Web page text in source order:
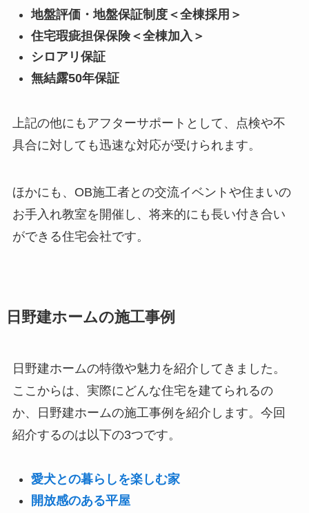
地盤評価・地盤保証制度＜全棟採用＞
住宅瑕疵担保保険＜全棟加入＞
シロアリ保証
無結露50年保証
上記の他にもアフターサポートとして、点検や不
具合に対しても迅速な対応が受けられます。
ほかにも、OB施工者との交流イベントや住まいの
お手入れ教室を開催し、将来的にも長い付き合い
ができる住宅会社です。
日野建ホームの施工事例
日野建ホームの特徴や魅力を紹介してきました。
ここからは、実際にどんな住宅を建てられるの
か、日野建ホームの施工事例を紹介します。今回
紹介するのは以下の3つです。
愛犬との暮らしを楽しむ家
開放感のある平屋